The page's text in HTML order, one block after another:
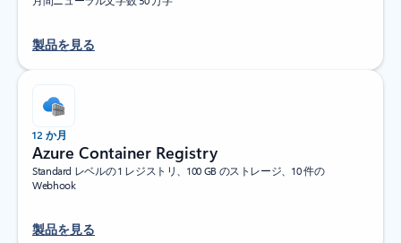
製品を見る
12 か月
Azure Container Registry
Standard レベルの 1 レジストリ、100 GB のストレージ、10 件の
Webhook
製品を見る